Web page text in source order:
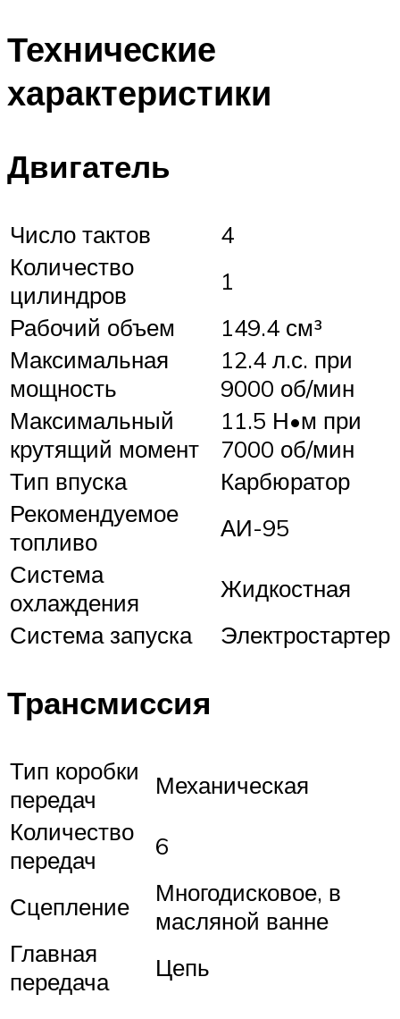
Технические
характеристики
Двигатель
Число тактов
4
Количество
цилиндров
1
Рабочий объем
149.4 см³
Максимальная
мощность
12.4 л.с. при
9000 об/мин
Максимальный
крутящий момент
11.5 Н•м при
7000 об/мин
Тип впуска
Карбюратор
Рекомендуемое
топливо
АИ-95
Система
охлаждения
Жидкостная
Система запуска
Электростартер
Трансмиссия
Тип коробки
передач
Механическая
Количество
передач
6
Сцепление
Многодисковое, в
масляной ванне
Главная
передача
Цепь